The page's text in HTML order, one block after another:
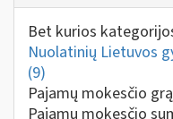
Bet kurios
Nuolatinių Lietuvos
(9)
Pajamų mokesčio
Pajamų mokesčio